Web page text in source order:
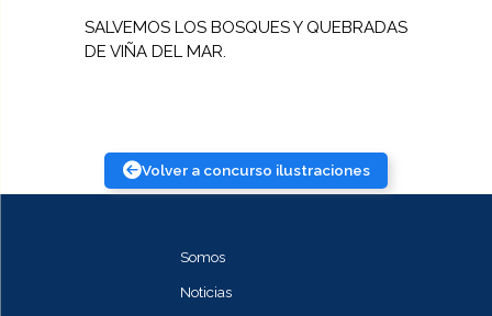
Volver a concurso ilustraciones
SALVEMOS LOS BOSQUES Y QUEBRADAS
DE VIÑA DEL MAR.
Somos
Noticias